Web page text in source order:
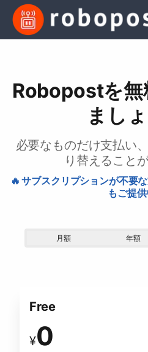
Robopostを無
ましょ
必要なものだけ支払い
り替えること
🔥 サブスクリプションが不要
もご提供
月額 年額
Free
¥0